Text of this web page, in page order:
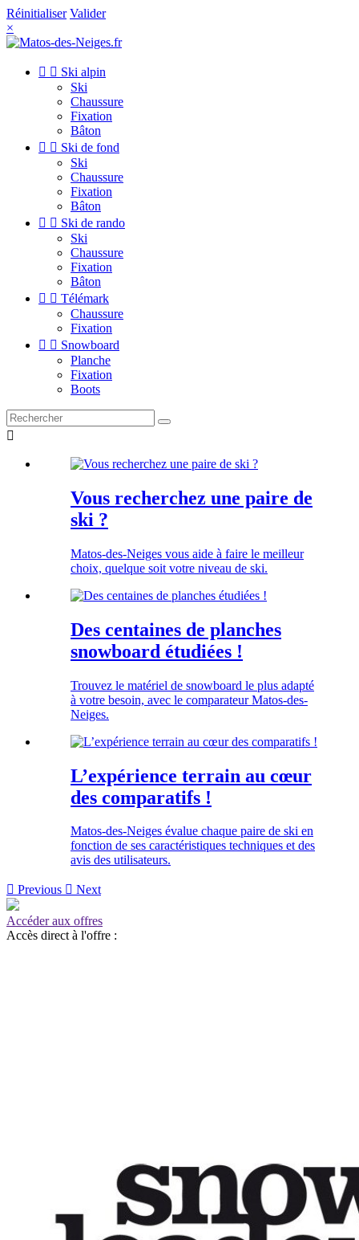
Réinitialiser Valider
×
  Ski alpin
Ski
Chaussure
Fixation
Bâton
  Ski de fond
Ski
Chaussure
Fixation
Bâton
  Ski de rando
Ski
Chaussure
Fixation
Bâton
  Télémark
Chaussure
Fixation
  Snowboard
Planche
Fixation
Boots

Vous recherchez une paire de
ski ?
Matos-des-Neiges vous aide à faire le meilleur
choix, quelque soit votre niveau de ski.
Des centaines de planches
snowboard étudiées !
Trouvez le matériel de snowboard le plus adapté
à votre besoin, avec le comparateur Matos-des-
Neiges.
L’expérience terrain au cœur
des comparatifs !
Matos-des-Neiges évalue chaque paire de ski en
fonction de ses caractéristiques techniques et des
avis des utilisateurs.
 Previous  Next
Accéder aux offres
Accès direct à l'offre :